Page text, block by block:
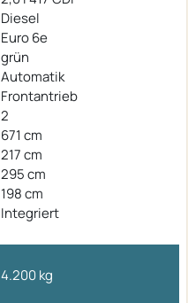
Diesel
Euro 6e
grün
Automatik
Frontantrieb
2
671 cm
217 cm
295 cm
198 cm
Integriert
4.200 kg